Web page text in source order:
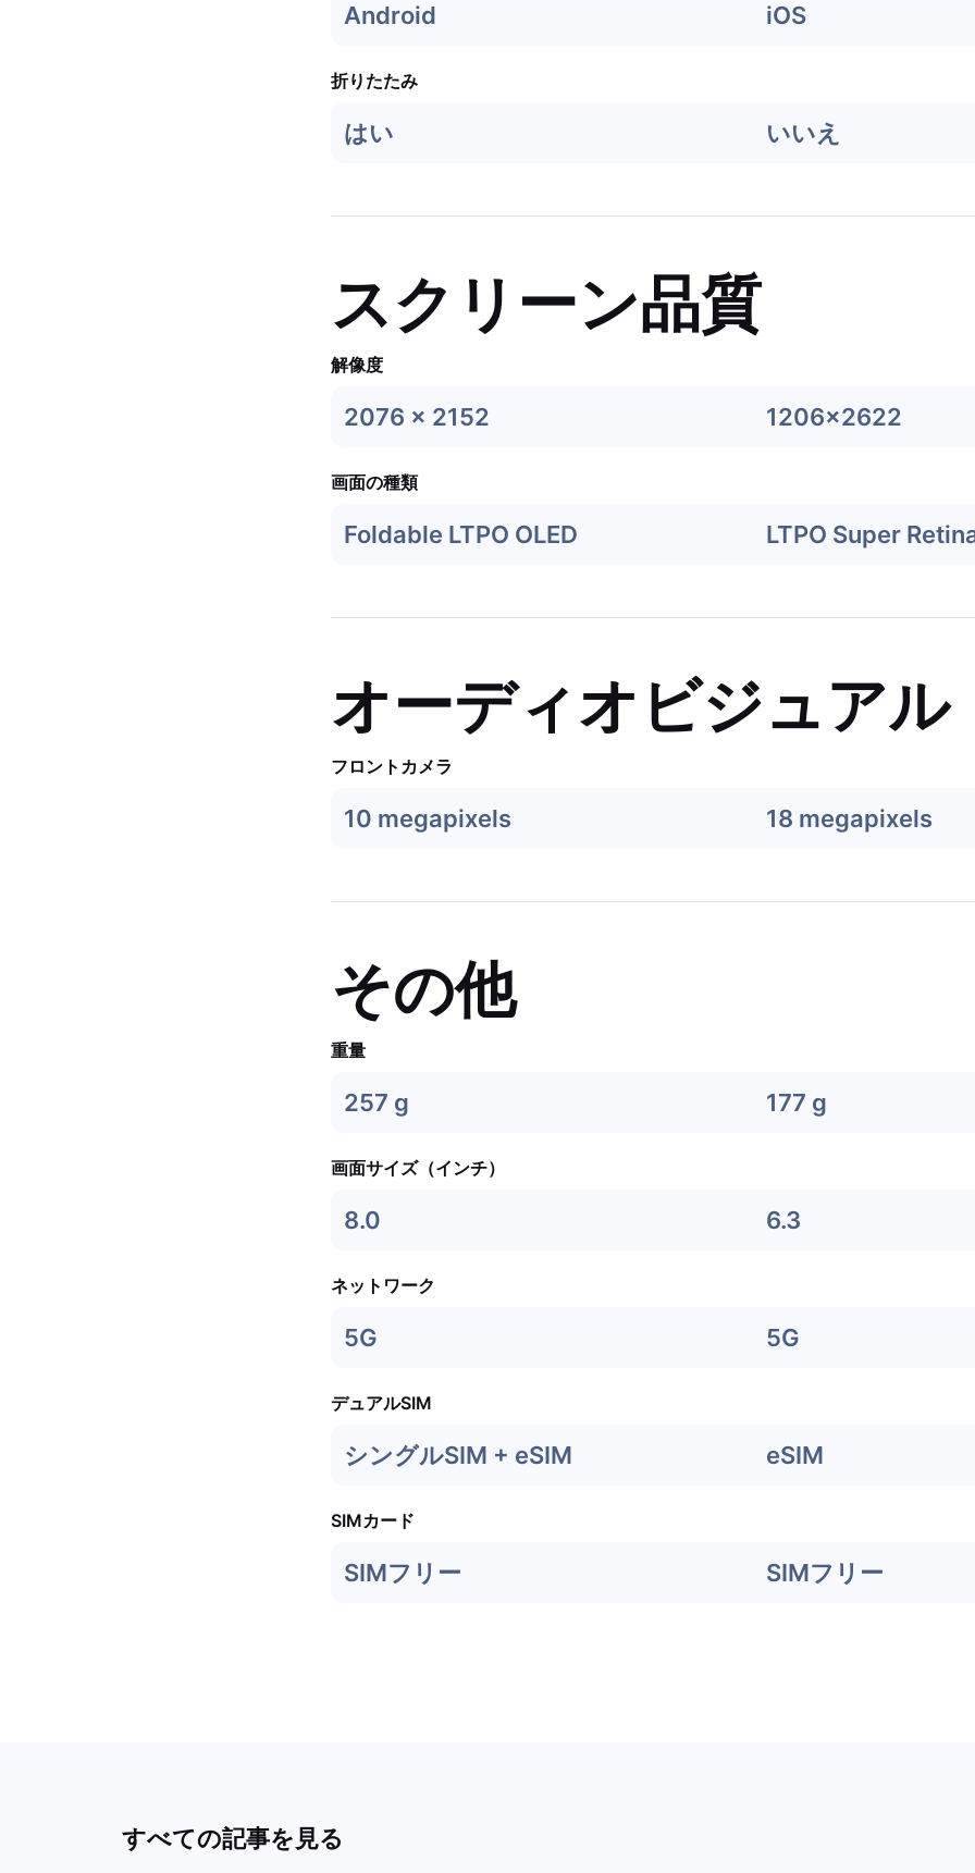
Android iOS
折りたたみ
はい いいえ
スクリーン品質
解像度
2076 x 2152 1206x2622
画面の種類
Foldable LTPO OLED LTPO Super
オーディオビジュアル
フロントカメラ
10 megapixels 18 megapixels
その他
重量
257 g 177 g
画面サイズ（インチ）
8.0 6.3
ネットワーク
5G 5G
デュアルSIM
シングルSIM + eSIM eSIM
SIMカード
SIMフリー SIMフリー
すべての記事を見る